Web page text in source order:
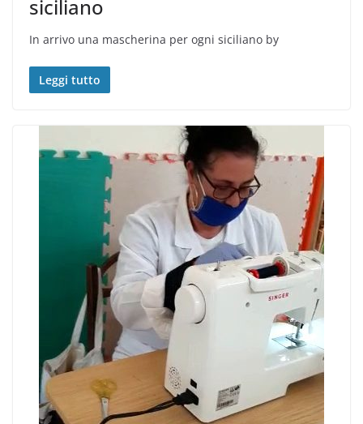
siciliano
In arrivo una mascherina per ogni siciliano by
Leggi tutto